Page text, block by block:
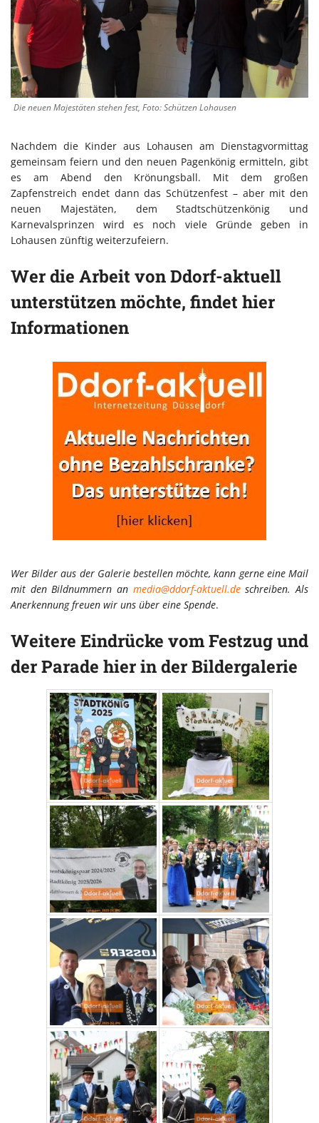
Die neuen Majestäten stehen fest, Foto: Schützen Lohausen
Nachdem die Kinder aus Lohausen am Dienstagvormittag
gemeinsam feiern und den neuen Pagenkönig ermitteln, gibt
es am Abend den Krönungsball. Mit dem großen
Zapfenstreich endet dann das Schützenfest – aber mit den
neuen Majestäten, dem Stadtschützenkönig und
Karnevalsprinzen wird es noch viele Gründe geben in
Lohausen zünftig weiterzufeiern.
Wer die Arbeit von Ddorf-aktuell
unterstützen möchte, findet hier
Informationen
Wer Bilder aus der Galerie bestellen möchte, kann gerne eine Mail
mit den Bildnummern an media@ddorf-aktuell.deschreiben. Als
Anerkennung freuen wir uns über eine Spende.
Weitere Eindrücke vom Festzug und
der Parade hier in der Bildergalerie